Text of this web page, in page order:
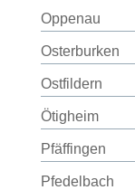
Oppenau
Osterburken
Ostfildern
Ötigheim
Pfäffingen
Pfedelbach